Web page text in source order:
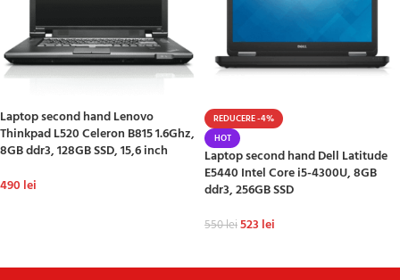
Laptop second hand Lenovo
Thinkpad L520 Celeron B815 1.6Ghz,
8GB ddr3, 128GB SSD, 15,6 inch
490 lei
REDUCERE -4%
HOT
Laptop second hand Dell Latitude
E5440 Intel Core i5-4300U, 8GB
ddr3, 256GB SSD
550lei523 lei